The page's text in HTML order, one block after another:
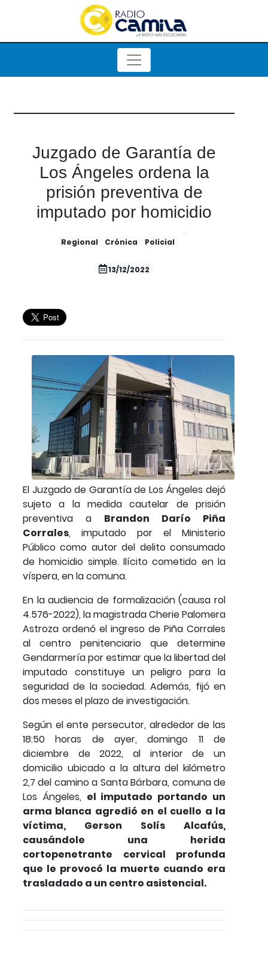
Juzgado de Garantía de
Los Ángeles ordena la
prisión preventiva de
imputado por homicidio
Regional Crónica Policial
13/12/2022
El Juzgado de Garantía de Los Ángeles dejó
sujeto a la medida cautelar de prisión
preventiva a Brandon Darío Piña
Corrales, imputado por el Ministerio
Público como autor del delito consumado
de homicidio simple. Ilícito cometido en la
víspera, en la comuna.
En la audiencia de formalización (causa rol
4.576-2022), la magistrada Cherie Palomera
Astroza ordenó el ingreso de Piña Corrales
al centro penitenciario que determine
Gendarmería por estimar que la libertad del
imputado constituye un peligro para la
seguridad de la sociedad. Además, fijó en
dos meses el plazo de investigación.
Según el ente persecutor, alrededor de las
18:50 horas de ayer, domingo 11 de
diciembre de 2022, al interior de un
domicilio ubicado a la altura del kilómetro
2,7 del camino a Santa Bárbara, comuna de
Los Ángeles, el imputado portando un
arma blanca agredió en el cuello a la
víctima, Gerson Solís Alcafús,
causándole una herida
cortopenetrante cervical profunda
que le provocó la muerte cuando era
trasladado a un centro asistencial.